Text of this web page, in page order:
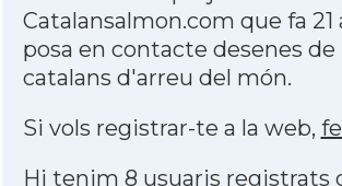
Catalansalmon.com que fa 21
posa en contacte desenes
catalans d'arreu del món.
Si vols registrar-te a la web,
Hi tenim 8 usuaris registrats